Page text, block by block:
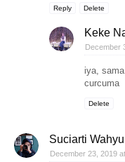
Reply Delete
Keke
December
iya,
curcuma
Delete
Suciarti
December 23, 2019